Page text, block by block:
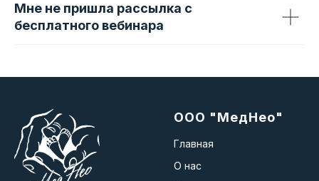
Мне не пришла рассылка с
бесплатного вебинара
ООО "МедНео"
Главная
О нас